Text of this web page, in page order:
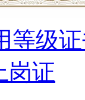
等级
岗证